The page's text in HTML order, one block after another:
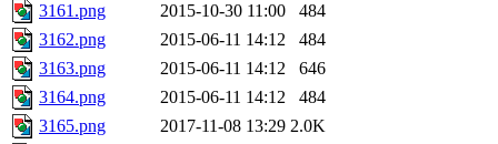
3161.png
2015-10-30 11:00
484
3162.png
2015-06-11 14:12
484
3163.png
2015-06-11 14:12
646
3164.png
2015-06-11 14:12
484
3165.png
2017-11-08 13:29 2.0K